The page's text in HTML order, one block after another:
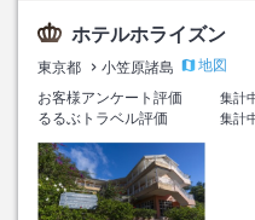
ホテルホライズン
東京都 小笠原諸島
地図
お客様アンケート評価
集計
るるぶトラベル評価 集計